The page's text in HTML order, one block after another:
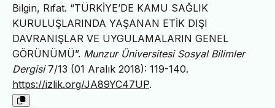
Bilgin, Rıfat. “TÜRKİYE’DE KAMU SAĞLIK
KURULUŞLARINDA YAŞANAN ETİK DIŞI
DAVRANIŞLAR VE UYGULAMALARIN GENEL
GÖRÜNÜMÜ”. Munzur Üniversitesi Sosyal Bilimler
Dergisi7/13 (01 Aralık 2018): 119-140.
https://izlik.org/JA89YC47UP.